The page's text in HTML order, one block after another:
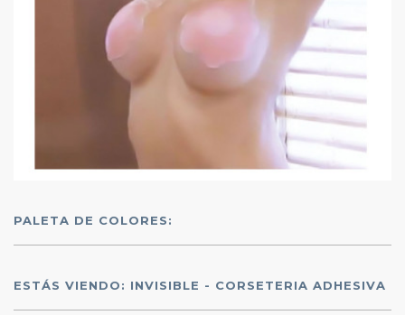
PALETA DE COLORES:
ESTÁS VIENDO: INVISIBLE - CORSETERIA ADHESIVA